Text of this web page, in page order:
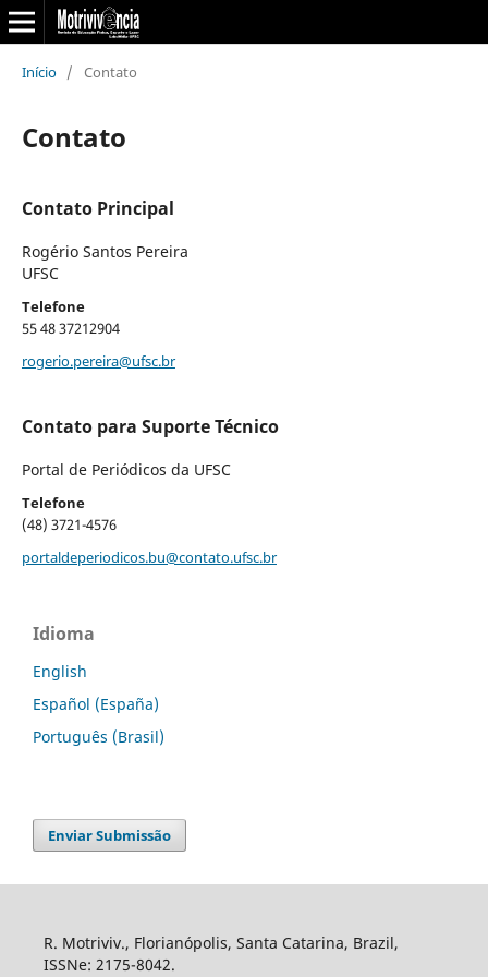
Início / Contato
Contato
Contato Principal
Rogério Santos Pereira
UFSC
Telefone
55 48 37212904
rogerio.pereira@ufsc.br
Contato para Suporte Técnico
Portal de Periódicos da UFSC
Telefone
(48) 3721-4576
portaldeperiodicos.bu@contato.ufsc.br
Idioma
English
Español (España)
Português (Brasil)
Enviar Submissão
R. Motriviv., Florianópolis, Santa Catarina, Brazil,
ISSNe: 2175-8042.